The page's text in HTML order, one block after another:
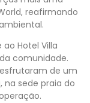
reafirmando
Hotel Villa
comunidade.
de um
na sede praia do